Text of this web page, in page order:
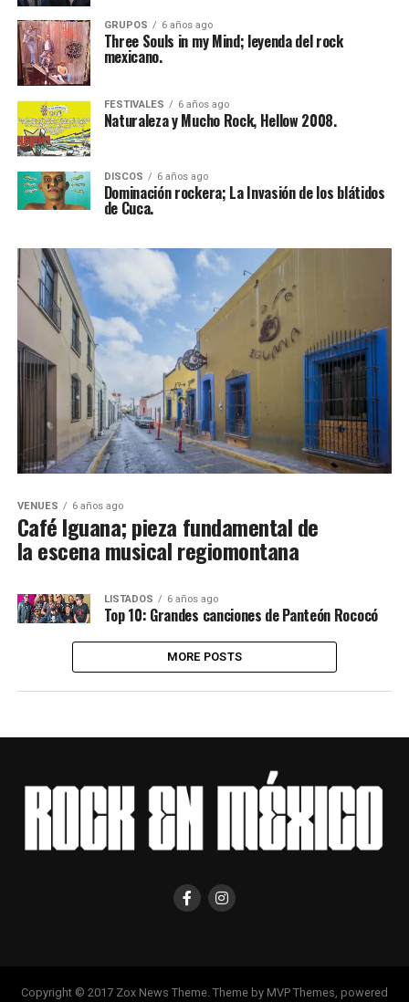
GRUPOS 6 años ago
Three Souls in my Mind; leyenda del rock
mexicano.
FESTIVALES 6 años ago
Naturaleza y Mucho Rock, Hellow 2008.
DISCOS 6 años ago
Dominación rockera; La Invasión de los blátidos
de Cuca.
VENUES 6 años ago
Café Iguana; pieza fundamental de
la escena musical regiomontana
LISTADOS 6 años ago
Top 10: Grandes canciones de Panteón Rococó
MORE POSTS
Copyright © 2017 Zox News Theme. Theme by MVP Themes, powered